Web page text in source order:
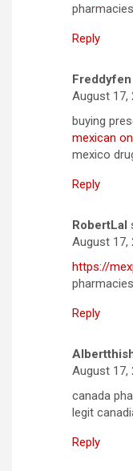
pharmacies
Reply
Freddyfen
August 17,
buying
mexican
mexico
Reply
RobertLal
August 17,
https://
Reply
August 17,
canada
legit
Reply